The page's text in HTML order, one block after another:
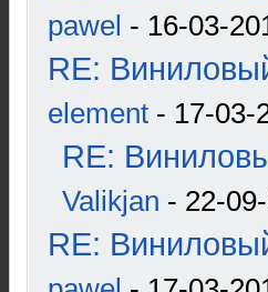
pawel - 16-03-
RE:
element - 17-03-
RE:
Valikjan - 22-
RE: